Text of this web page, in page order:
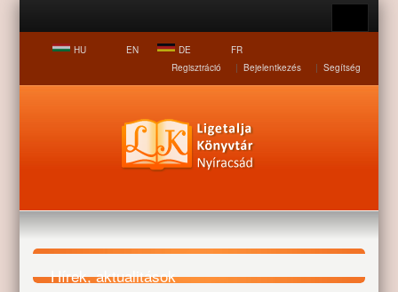
HU EN DE
FR
Regisztráció
| Bejelentkezés | Segítség
Hírek, aktualitások